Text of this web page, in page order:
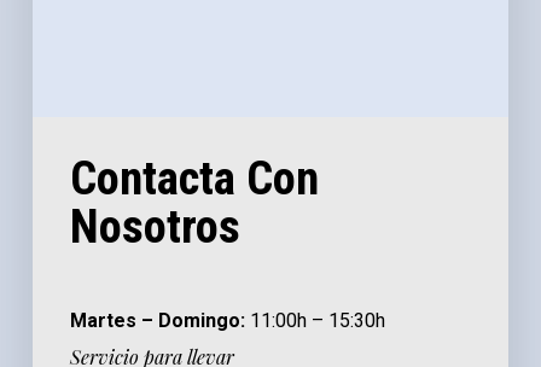
Contacta Con
Nosotros
Martes – Domingo: 11:00h – 15:30h
Servicio para llevar